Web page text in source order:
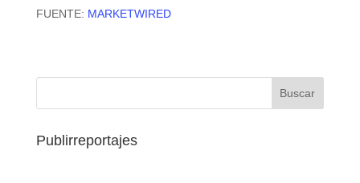
FUENTE: MARKETWIRED
Publirreportajes